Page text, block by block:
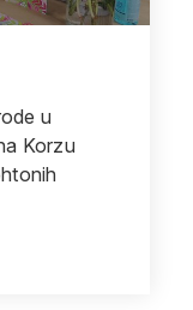
u
Korzu